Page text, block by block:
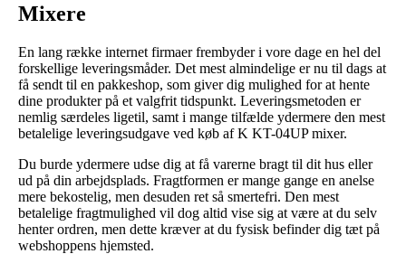
Mixere
En lang række internet firmaer frembyder i vore dage en hel del
forskellige leveringsmåder. Det mest almindelige er nu til dags at
få sendt til en pakkeshop, som giver dig mulighed for at hente
dine produkter på et valgfrit tidspunkt. Leveringsmetoden er
nemlig særdeles ligetil, samt i mange tilfælde ydermere den mest
betalelige leveringsudgave ved køb af K KT-04UP mixer.
Du burde ydermere udse dig at få varerne bragt til dit hus eller
ud på din arbejdsplads. Fragtformen er mange gange en anelse
mere bekostelig, men desuden ret så smertefri. Den mest
betalelige fragtmulighed vil dog altid vise sig at være at du selv
henter ordren, men dette kræver at du fysisk befinder dig tæt på
webshoppens hjemsted.